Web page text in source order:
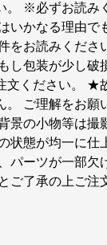
。 ※必ずお読み
いかなる理由で
をお読みくださ
し包装が少し破
文ください。 ★
ご理解をお願
の小物等は撮
状態が均一に仕
パーツが一部欠
ご了承の上ご注